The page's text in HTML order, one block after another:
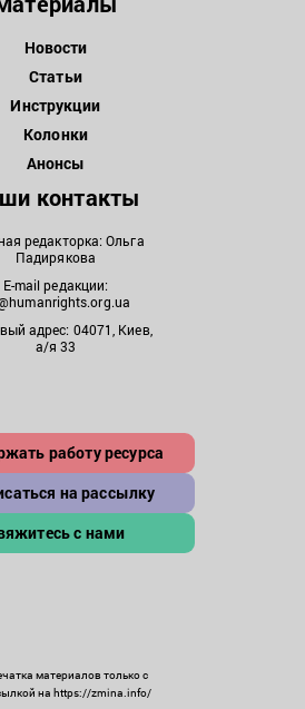
Новости
Статьи
Инструкции
Колонки
Анонсы
контакты
редакторка: Ольга
Падирякова
E-mail редакции:
адрес: 04071, Киев,
а/я 33
работу ресурса
на рассылку
с нами
материалов только с
на https://zmina.info/